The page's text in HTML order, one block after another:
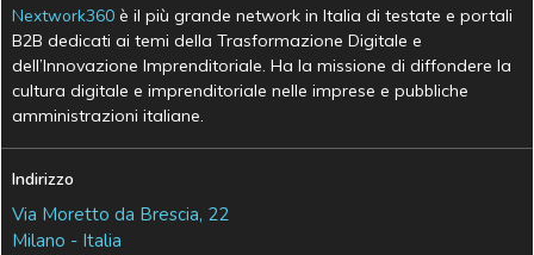
Nextwork360 è il più grande network in Italia di testate e portali
B2B dedicati ai temi della Trasformazione Digitale e
dell’Innovazione Imprenditoriale. Ha la missione di diffondere la
cultura digitale e imprenditoriale nelle imprese e pubbliche
amministrazioni italiane.
Indirizzo
Via Moretto da Brescia, 22
Milano - Italia